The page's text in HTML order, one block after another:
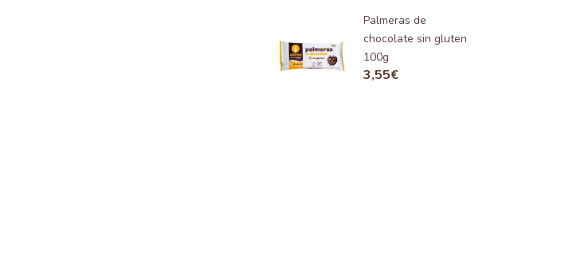
Palmeras de
chocolate sin gluten
100g
3,55€